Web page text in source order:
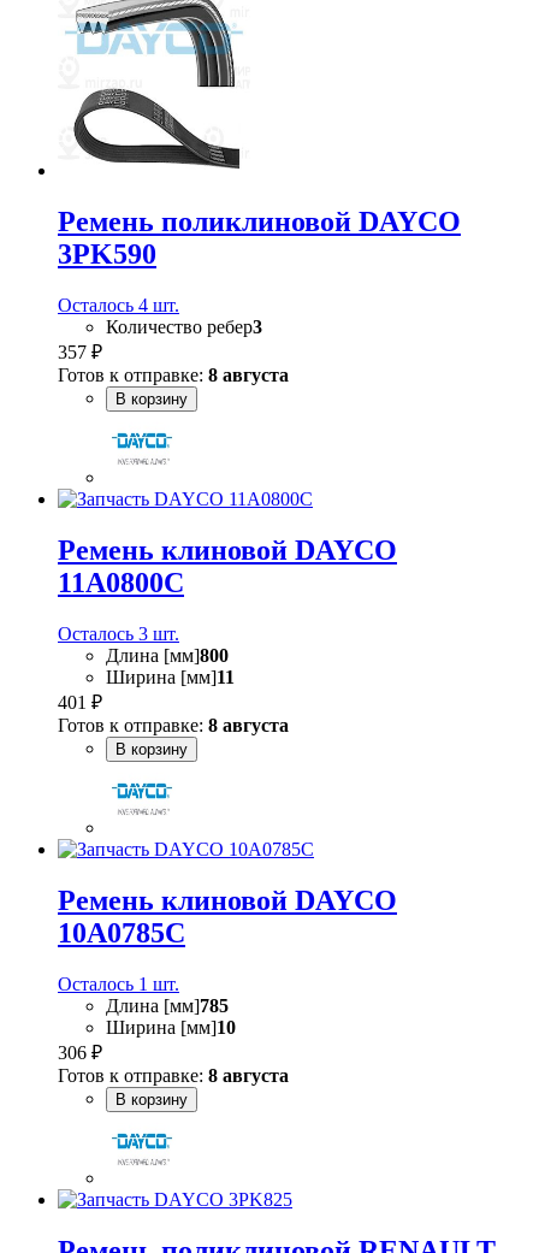
Ремень поликлиновой DAYCO
3PK590
Осталось 4 шт.
Количество ребер3
357 ₽
Готов к отправке: 8 августа
В корзину
Ремень клиновой DAYCO
11A0800C
Осталось 3 шт.
Длина [мм]800
Ширина [мм]11
401 ₽
Готов к отправке: 8 августа
В корзину
Ремень клиновой DAYCO
10A0785C
Осталось 1 шт.
Длина [мм]785
Ширина [мм]10
306 ₽
Готов к отправке: 8 августа
В корзину